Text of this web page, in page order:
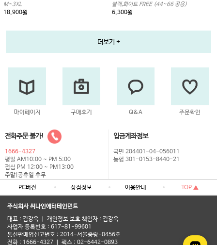
M~3XL
18,900원
블랙,화이트 FREE (44~66 공용)
6,300원
더보기 +
마이페이지 구매후기 Q&A 주문확인
전화주문 불가!
1666-4327
평일 AM10:00 ~ PM 5:00
점심 PM 12:00 ~ PM13:00
주말|공휴일 휴무
입금계좌정보
국민 204401-04-056011
농협 301-0153-8440-21
PC버전 상점정보 이용안내 TOP ▲
주식회사 씨나인에터테인먼트
대표 : 김강욱 ㅣ 개인정보 보호 책임자 : 김강욱
사업자 등록번호 : 617-81-99601
통신판매업신고번호 : 2014-서울중랑-0456호
전화 : 1666-4327 ㅣ 팩스 : 02-6442-0893